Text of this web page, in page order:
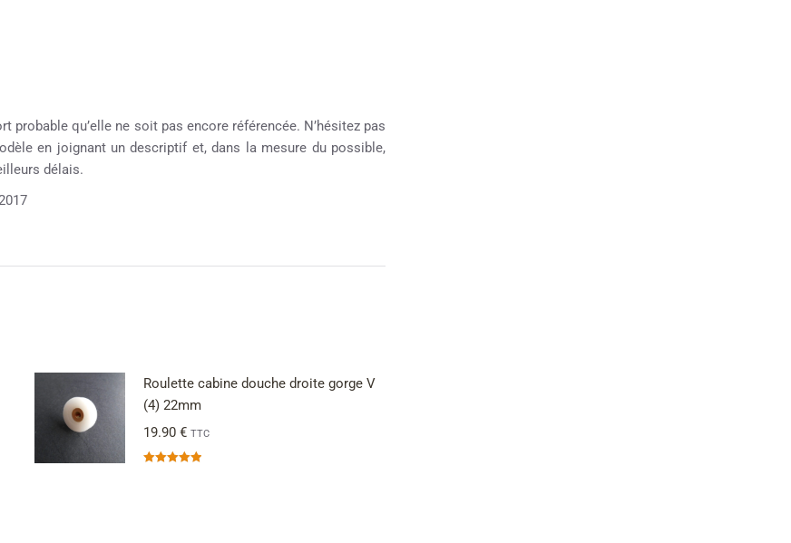
qu’elle ne soit pas encore référencée. N’hésitez pas
en joignant un descriptif et, dans la mesure du possible,
délais.
Roulette cabine douche droite gorge V
(4) 22mm
19.90 € TTC